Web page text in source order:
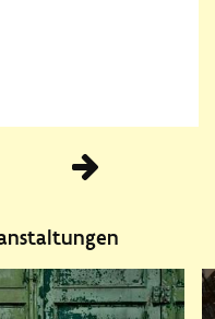
Vorherige